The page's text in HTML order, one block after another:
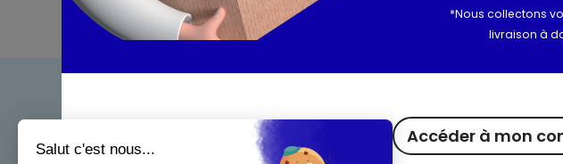
Bienvenue chez Maximo
Nos engagements
*Nous collectons
livraison à
Accéder à mon